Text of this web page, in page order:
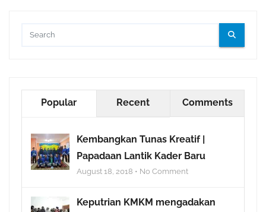
Popular Recent Comments
Kembangkan Tunas Kreatif |
Papadaan Lantik Kader Baru
August 18, 2018 • No Comment
Keputrian KMKM mengadakan